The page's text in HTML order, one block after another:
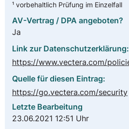
¹ vorbehaltlich Prüfung im Einzelfall
AV-Vertrag / DPA angeboten?
Ja
Link zur Datenschutzerklärung:
Quelle für diesen Eintrag:
https://go.vectera.com/security
Letzte Bearbeitung
23.06.2021 12:51 Uhr